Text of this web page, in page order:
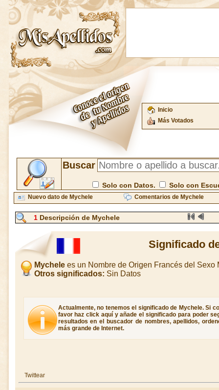
Inicio
Más Votados
Buscar
Solo con Datos. Solo con
Nuevo dato de Mychele Comentarios de Mychele
1 Descripción de Mychele
Significado
Mychelees un Nombre de Origen Francés del Sexo
Otros significados: Sin Datos
Actualmente, no tenemos el significado de Mychele. Si
favor haz click aquí y añade el significado para poder
resultados en el buscador de nombres, apellidos,
más grande de Internet.
Twittear